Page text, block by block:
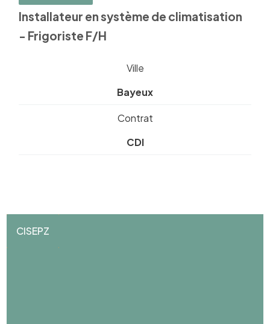
Installateur en système de climatisation
- Frigoriste F/H
Ville
Bayeux
Contrat
CDI
CISEPZ